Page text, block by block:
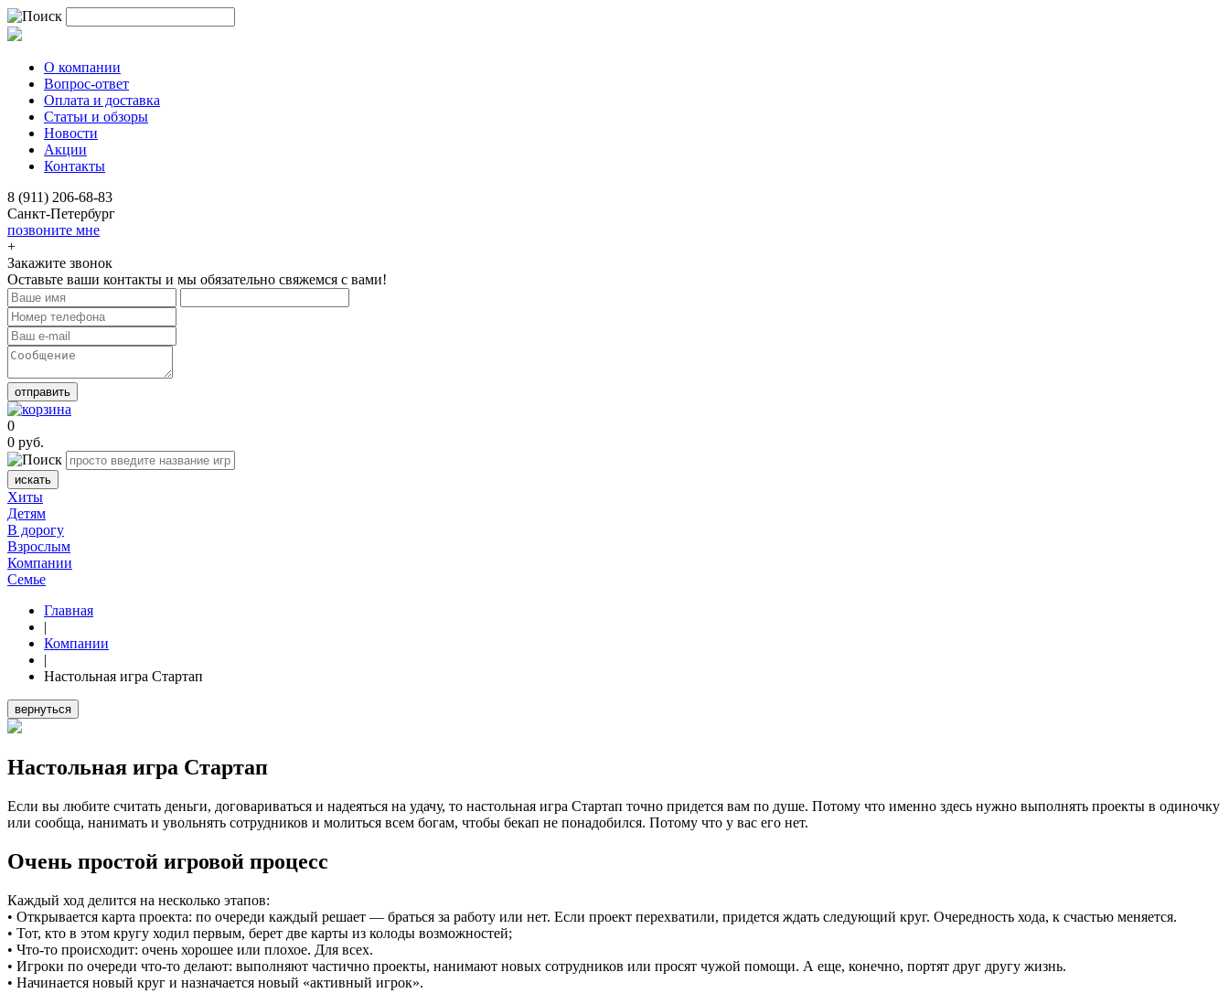
О компании
Вопрос-ответ
Оплата и доставка
Статьи и обзоры
Новости
Акции
Контакты
8 (911) 206-68-83
Санкт-Петербург
позвоните мне
+
Закажите звонок
Оставьте ваши контакты и мы обязательно свяжемся с вами!
отправить
0
0 руб.
искать
Хиты
Детям
В дорогу
Взрослым
Компании
Семье
Главная
|
Компании
|
Настольная игра Стартап
вернуться
Настольная игра Стартап
Если вы любите считать деньги, договариваться и надеяться на удачу, то настольная игра Стартап точно придется вам по душе. Потому что именно здесь нужно выполнять проекты в одиночку
или сообща, нанимать и увольнять сотрудников и молиться всем богам, чтобы бекап не понадобился. Потому что у вас его нет.
Очень простой игровой процесс
Каждый ход делится на несколько этапов:
• Открывается карта проекта: по очереди каждый решает — браться за работу или нет. Если проект перехватили, придется ждать следующий круг. Очередность хода, к счастью меняется.
• Тот, кто в этом кругу ходил первым, берет две карты из колоды возможностей;
• Что-то происходит: очень хорошее или плохое. Для всех.
• Игроки по очереди что-то делают: выполняют частично проекты, нанимают новых сотрудников или просят чужой помощи. А еще, конечно, портят друг другу жизнь.
• Начинается новый круг и назначается новый «активный игрок».